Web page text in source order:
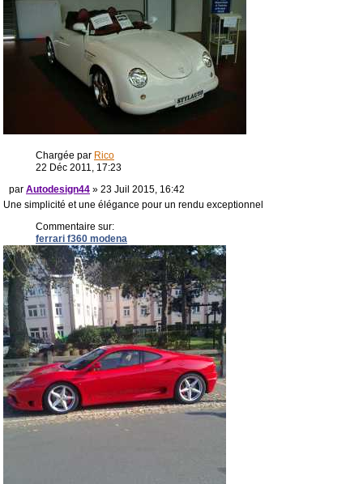
Chargée par Rico
22 Déc 2011, 17:23
par Autodesign44 » 23 Juil 2015, 16:42
Une simplicité et une élégance pour un rendu exceptionnel
Commentaire sur:
ferrari f360 modena